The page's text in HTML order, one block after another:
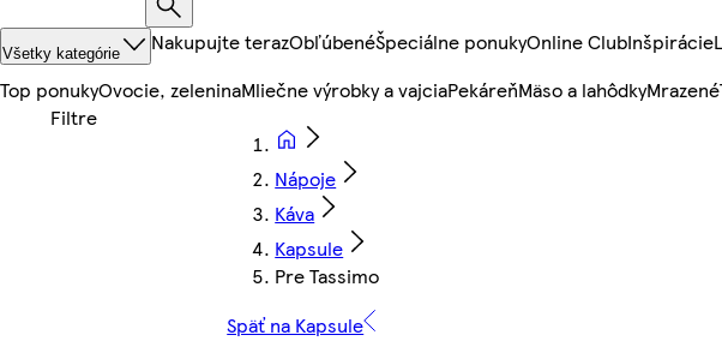
Všetky kategórie Nakupujte terazObľúbenéŠpeciálne ponukyOnline ClubInšpirácie
Top ponukyOvocie, zeleninaMliečne výrobky a vajciaPekáreňMäso a lahôdkyMrazené
Nápoje
Káva
Kapsule
Pre Tassimo
Späť na Kapsule